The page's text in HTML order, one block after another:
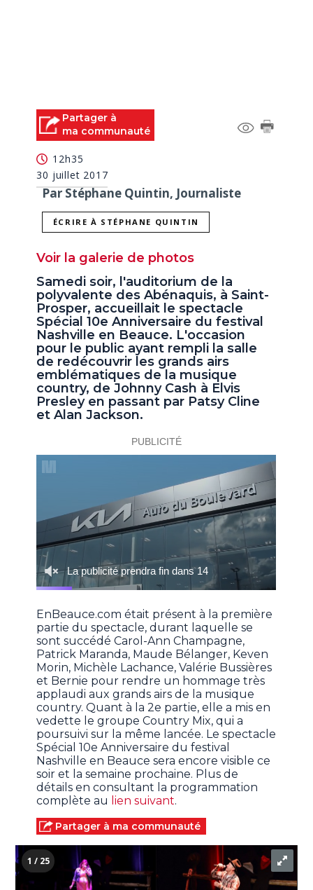
Partager à
ma communauté
12h35
30 juillet 2017
Par Stéphane Quintin, Journaliste
ÉCRIRE À STÉPHANE QUINTIN
Voir la galerie de photos
Samedi soir, l'auditorium de la
polyvalente des Abénaquis, à Saint-
Prosper, accueillait le spectacle
Spécial 10e Anniversaire du festival
Nashville en Beauce. L'occasion
pour le public ayant rempli la salle
de redécouvrir les grands airs
emblématiques de la musique
country, de Johnny Cash à Elvis
Presley en passant par Patsy Cline
et Alan Jackson.
EnBeauce.com était présent à la première
partie du spectacle, durant laquelle se
sont succédé Carol-Ann Champagne,
Patrick Maranda, Maude Bélanger, Keven
Morin, Michèle Lachance, Valérie Bussières
et Bernie pour rendre un hommage très
applaudi aux grands airs de la musique
country. Quant à la 2e partie, elle a mis en
vedette le groupe Country Mix, qui a
poursuivi sur la même lancée. Le spectacle
Spécial 10e Anniversaire du festival
Nashville en Beauce sera encore visible ce
soir et la semaine prochaine. Plus de
détails en consultant la programmation
complète au lien suivant.
Partager à ma communauté
1 / 25